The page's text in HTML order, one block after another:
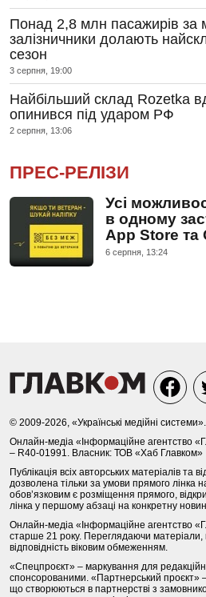
Понад 2,8 млн пасажирів за
залізничники долають
сезон
3 серпня, 19:00
Найбільший склад Rozetka
опинився під ударом РФ
2 серпня, 13:06
ПРЕС-РЕЛІЗИ
Усі
в одному
App Store та
6 серпня, 13:24
© 2009-2026, «Українські медійні
Онлайн-медіа «Інформаційне агентство
– R40-01991. Власник: ТОВ «Хаб Главком»
Публікація всіх авторських матеріалів та
дозволена тільки за умови прямого лінка
обов’язковим є розміщення прямого,
лінка у першому абзаці на конкретну
Онлайн-медіа «Інформаційне агентство
старше 21 року. Переглядаючи матеріали,
відповідність віковим обмеженням.
«Спецпроєкт» – маркування для
спонсорованими. «Партнерський проєкт»
що створюються в партнерстві з